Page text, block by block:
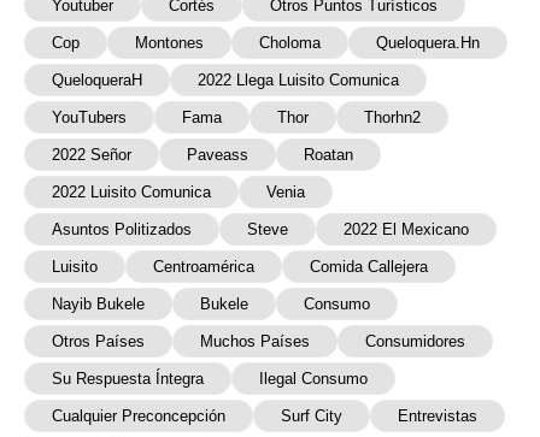
Youtuber Cortés Otros Puntos Turísticos
Cop Montones Choloma Queloquera.hn
QueloqueraH 2022 Llega Luisito Comunica
YouTubers Fama Thor Thorhn2
2022 Señor Paveass Roatan
2022 Luisito Comunica Venia
Asuntos Politizados Steve 2022 El Mexicano
Luisito Centroamérica Comida Callejera
Nayib Bukele Bukele Consumo
Otros Países Muchos Países Consumidores
Su Respuesta Íntegra Ilegal Consumo
Cualquier Preconcepción Surf City Entrevistas